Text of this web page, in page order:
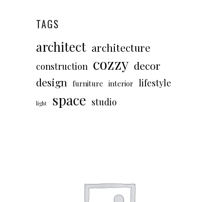
TAGS
architect architecture
construction cozzy decor
design
furniture interior lifestyle
light space studio